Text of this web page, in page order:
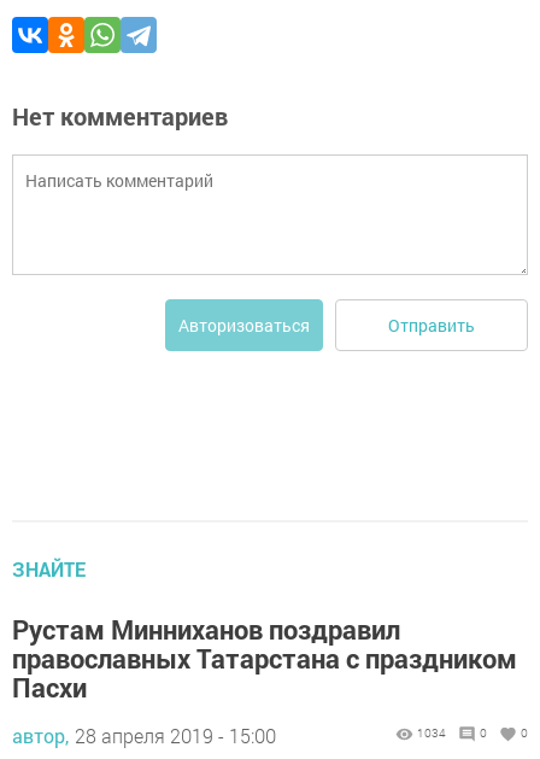
Нет комментариев
Авторизоваться Отправить
ЗНАЙТЕ
Рустам Минниханов поздравил
православных Татарстана с праздником
Пасхи
автор, 28 апреля 2019 - 15:00 1034 0 0